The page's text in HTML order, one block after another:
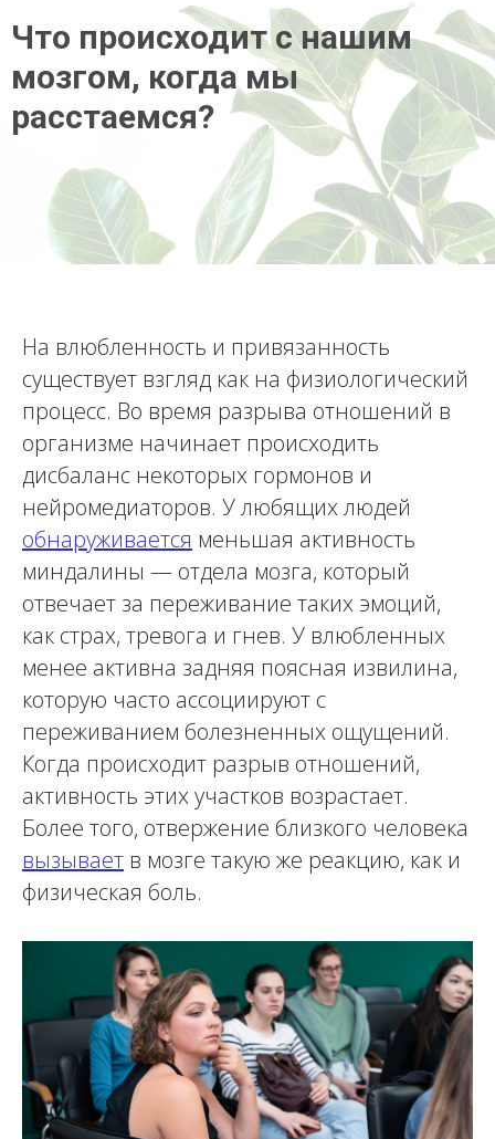
Что происходит с нашим
мозгом, когда мы
расстаемся?
На влюбленность и привязанность
существует взгляд как на физиологический
процесс. Во время разрыва отношений в
организме начинает происходить
дисбаланс некоторых гормонов и
нейромедиаторов. У любящих людей
обнаруживается меньшая активность
миндалины — отдела мозга, который
отвечает за переживание таких эмоций,
как страх, тревога и гнев. У влюбленных
менее активна задняя поясная извилина,
которую часто ассоциируют с
переживанием болезненных ощущений.
Когда происходит разрыв отношений,
активность этих участков возрастает.
Более того, отвержение близкого человека
вызывает в мозге такую же реакцию, как и
физическая боль.